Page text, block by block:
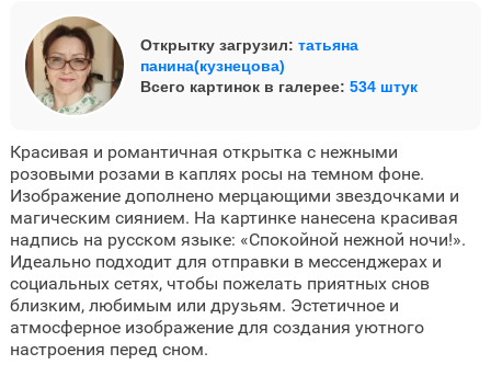
Открытку загрузил: татьяна
панина(кузнецова)
Всего картинок в галерее: 534 штук
Красивая и романтичная открытка с нежными
розовыми розами в каплях росы на темном фоне.
Изображение дополнено мерцающими звездочками и
магическим сиянием. На картинке нанесена красивая
надпись на русском языке: «Спокойной нежной ночи!».
Идеально подходит для отправки в мессенджерах и
социальных сетях, чтобы пожелать приятных снов
близким, любимым или друзьям. Эстетичное и
атмосферное изображение для создания уютного
настроения перед сном.